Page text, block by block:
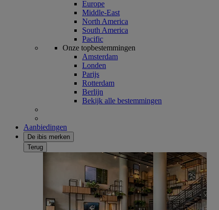
Europe
Middle-East
North America
South America
Pacific
Onze topbestemmingen
Amsterdam
Londen
Parijs
Rotterdam
Berlijn
Bekijk alle bestemmingen
Aanbiedingen
De ibis merken
Terug